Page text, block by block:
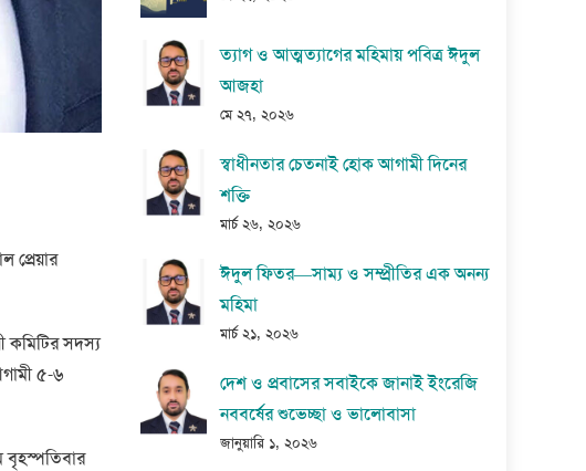
প্রেয়ার
কমিটির সদস্য
৫-৬
বৃহস্পতিবার
ত্যাগ ও আত্মত্যাগের মহিমায় পবিত্র ঈদুল
আজহা
মে ২৭, ২০২৬
স্বাধীনতার চেতনাই হোক আগামী দিনের
শক্তি
মার্চ ২৬, ২০২৬
ঈদুল ফিতর—সাম্য ও সম্প্রীতির এক অনন্য
মহিমা
মার্চ ২১, ২০২৬
দেশ ও প্রবাসের সবাইকে জানাই ইংরেজি
নববর্ষের শুভেচ্ছা ও ভালোবাসা
জানুয়ারি ১, ২০২৬